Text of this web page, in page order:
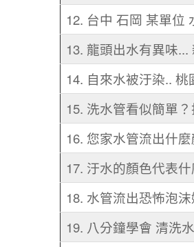
12. 台中 石岡 某單位
13. 龍頭出水有異味
14. 自來水被汙染..
15. 洗水管看似簡單
16. 您家水管流出什
17. 汙水的顏色代表
18. 水管流出恐怖泡
19. 八分鐘學會 清洗